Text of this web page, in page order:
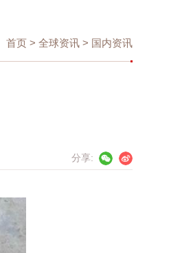
首页> 全球资讯> 国内资讯
分享: